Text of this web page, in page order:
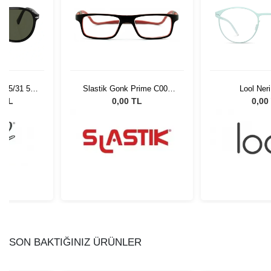
95/31 55
TL
Slastik Gonk Prime C004
Opt 1055861
0,00 TL
Lool
0,00
SON BAKTIĞINIZ ÜRÜNLER